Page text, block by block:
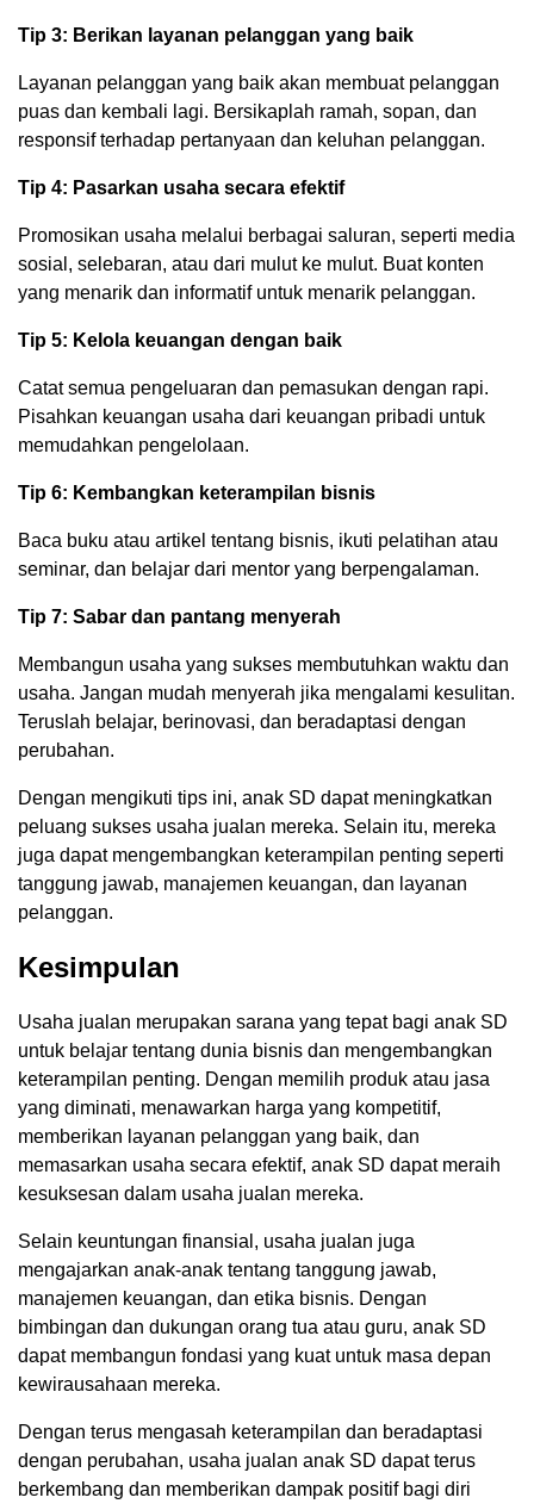
Tip 3: Berikan layanan pelanggan yang baik
Layanan pelanggan yang baik akan membuat pelanggan
puas dan kembali lagi. Bersikaplah ramah, sopan, dan
responsif terhadap pertanyaan dan keluhan pelanggan.
Tip 4: Pasarkan usaha secara efektif
Promosikan usaha melalui berbagai saluran, seperti media
sosial, selebaran, atau dari mulut ke mulut. Buat konten
yang menarik dan informatif untuk menarik pelanggan.
Tip 5: Kelola keuangan dengan baik
Catat semua pengeluaran dan pemasukan dengan rapi.
Pisahkan keuangan usaha dari keuangan pribadi untuk
memudahkan pengelolaan.
Tip 6: Kembangkan keterampilan bisnis
Baca buku atau artikel tentang bisnis, ikuti pelatihan atau
seminar, dan belajar dari mentor yang berpengalaman.
Tip 7: Sabar dan pantang menyerah
Membangun usaha yang sukses membutuhkan waktu dan
usaha. Jangan mudah menyerah jika mengalami kesulitan.
Teruslah belajar, berinovasi, dan beradaptasi dengan
perubahan.
Dengan mengikuti tips ini, anak SD dapat meningkatkan
peluang sukses usaha jualan mereka. Selain itu, mereka
juga dapat mengembangkan keterampilan penting seperti
tanggung jawab, manajemen keuangan, dan layanan
pelanggan.
Kesimpulan
Usaha jualan merupakan sarana yang tepat bagi anak SD
untuk belajar tentang dunia bisnis dan mengembangkan
keterampilan penting. Dengan memilih produk atau jasa
yang diminati, menawarkan harga yang kompetitif,
memberikan layanan pelanggan yang baik, dan
memasarkan usaha secara efektif, anak SD dapat meraih
kesuksesan dalam usaha jualan mereka.
Selain keuntungan finansial, usaha jualan juga
mengajarkan anak-anak tentang tanggung jawab,
manajemen keuangan, dan etika bisnis. Dengan
bimbingan dan dukungan orang tua atau guru, anak SD
dapat membangun fondasi yang kuat untuk masa depan
kewirausahaan mereka.
Dengan terus mengasah keterampilan dan beradaptasi
dengan perubahan, usaha jualan anak SD dapat terus
berkembang dan memberikan dampak positif bagi diri